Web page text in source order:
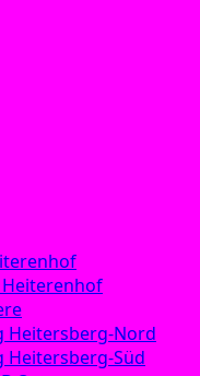
Heiterenhof
Heitersberg-Nord
Heitersberg-Süd